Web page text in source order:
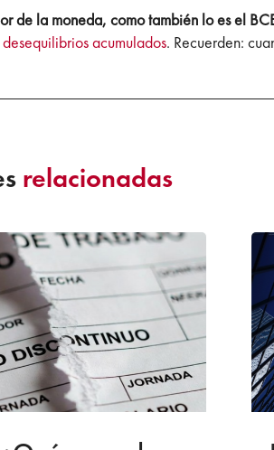
de la moneda, como también lo es el
desequilibrios acumulados. Recuerden:
relacionadas